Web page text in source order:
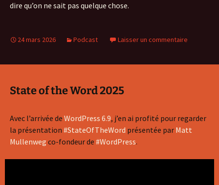
dire qu’on ne sait pas quelque chose.
24 mars 2026 Podcast Laisser un commentaire
State of the Word 2025
Avec l’arrivée de WordPress 6.9, j’en ai profité pour regarder
la présentation #StateOfTheWord présentée par Matt
Mullenweg co-fondeur de #WordPress.